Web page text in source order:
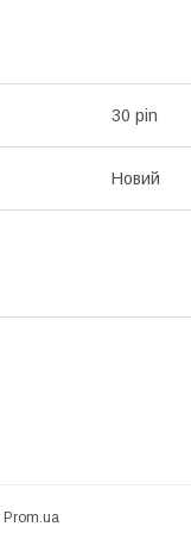
30 pin
Новий
Prom.ua